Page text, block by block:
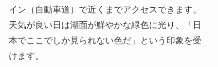
イン（自動車道）で近くまでアクセスできます。
天気が良い日は湖面が鮮やかな緑色に光り、「日
本でここでしか見られない色だ」という印象を受
けます。